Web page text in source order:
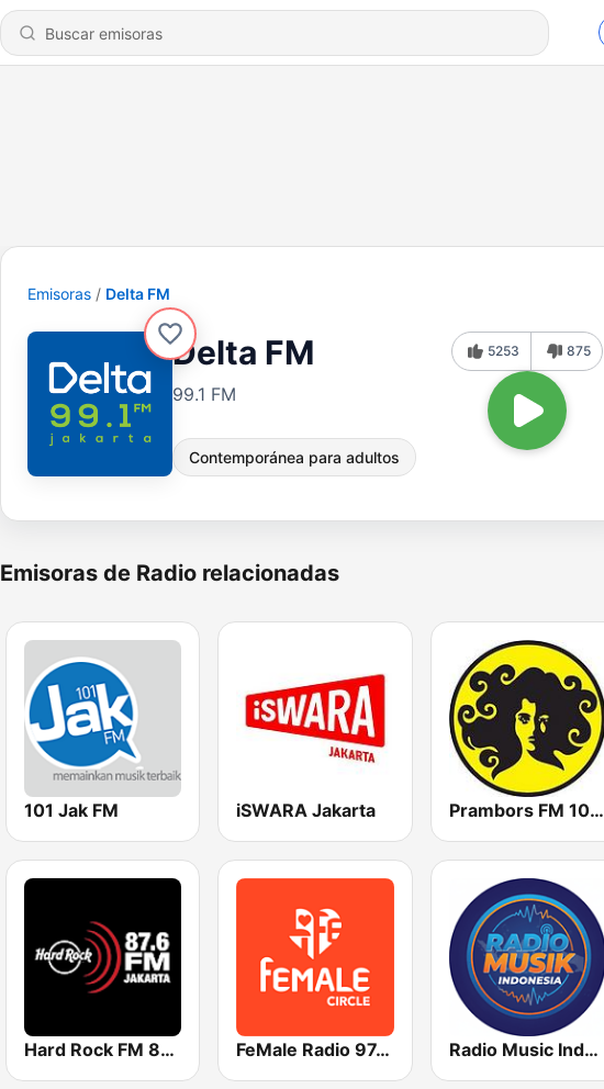
Emisoras Delta FM
Delta FM
99.1 FM
Contemporánea para adultos
5253 875
Emisoras de Radio relacionadas
101 Jak FM iSWARA Jakarta Prambors FM 102.2 Jakarta
Hard Rock FM 87.6 - Jakarta FeMale Radio 97.9 FM Radio Music Indonesia